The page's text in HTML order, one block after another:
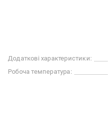
Додаткові характеристики:
Робоча температура: